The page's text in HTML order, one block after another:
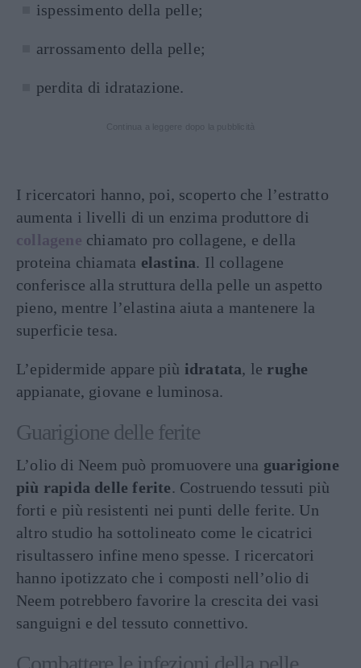
ispessimento della pelle;
arrossamento della pelle;
perdita di idratazione.
I ricercatori hanno, poi, scoperto che l’estratto
aumenta i livelli di un enzima produttore di
collagene chiamato pro collagene, e della
proteina chiamata elastina. Il collagene
conferisce alla struttura della pelle un aspetto
pieno, mentre l’elastina aiuta a mantenere la
superficie tesa.
L’epidermide appare più idratata, le rughe
appianate, giovane e luminosa.
Guarigione delle ferite
L’olio di Neem può promuovere una guarigione
più rapida delle ferite. Costruendo tessuti più
forti e più resistenti nei punti delle ferite. Un
altro studio ha sottolineato come le cicatrici
risultassero infine meno spesse. I ricercatori
hanno ipotizzato che i composti nell’olio di
Neem potrebbero favorire la crescita dei vasi
sanguigni e del tessuto connettivo.